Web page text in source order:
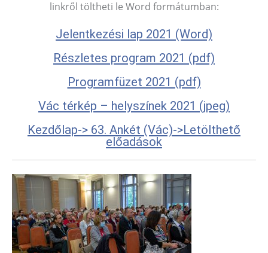
linkről töltheti le Word formátumban:
Jelentkezési lap 2021 (Word)
Részletes program 2021 (pdf)
Programfüzet 2021 (pdf)
Vác térkép – helyszínek 2021 (jpeg)
Kezdőlap-> 63. Ankét (Vác)->Letölthető
előadások